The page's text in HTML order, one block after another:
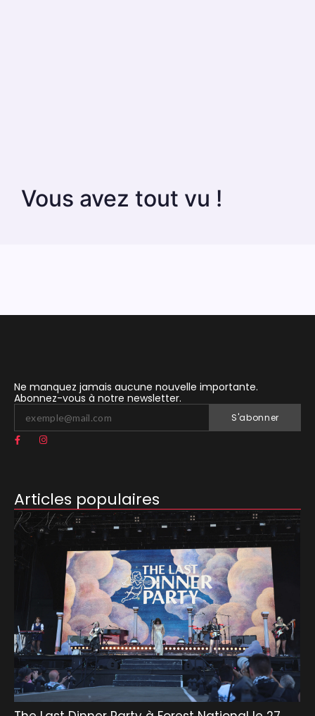
Vous avez tout vu !
Ne manquez jamais aucune nouvelle importante.
Abonnez-vous à notre newsletter.
S'abonner
Articles populaires